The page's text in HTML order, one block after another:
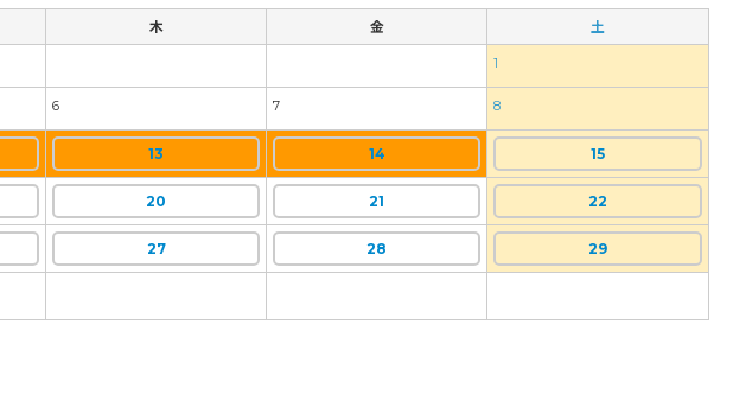
木 金 土
1
6 7 8
13 14 15
20 21 22
27 28 29